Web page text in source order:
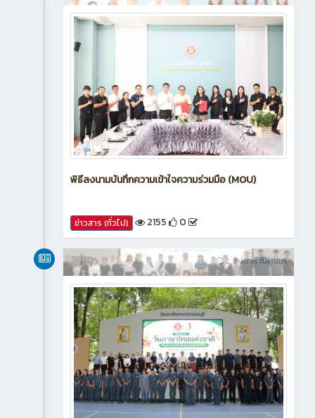
พิธีลงนามบันทึกความเข้าใจความร่วมมือ (MOU)
ข่าวสาร (ทั่วไป) 2155 0
2 สัปดาห์ ที่ผ่านมา
新闻